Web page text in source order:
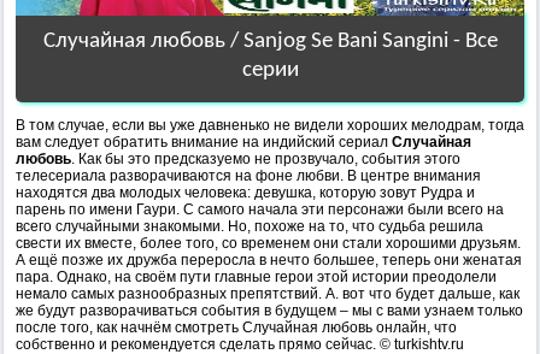
Случайная любовь / Sanjog Se Bani Sangini - Все
серии
В том случае, если вы уже давненько не видели хороших мелодрам, тогда
вам следует обратить внимание на индийский сериал Случайная
любовь. Как бы это предсказуемо не прозвучало, события этого
телесериала разворачиваются на фоне любви. В центре внимания
находятся два молодых человека: девушка, которую зовут Рудра и
парень по имени Гаури. С самого начала эти персонажи были всего на
всего случайными знакомыми. Но, похоже на то, что судьба решила
свести их вместе, более того, со временем они стали хорошими друзьям.
А ещё позже их дружба переросла в нечто большее, теперь они женатая
пара. Однако, на своём пути главные герои этой истории преодолели
немало самых разнообразных препятствий. А. вот что будет дальше, как
же будут разворачиваться события в будущем – мы с вами узнаем только
после того, как начнём смотреть Случайная любовь онлайн, что
собственно и рекомендуется сделать прямо сейчас. © turkishtv.ru